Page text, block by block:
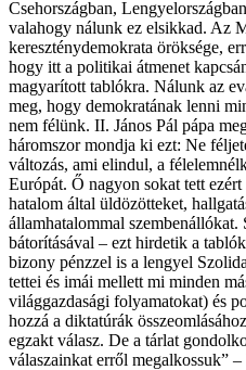
Csehországban,
valahogy nálunk ez elsikkad. Az
kereszténydemokrata öröksége,
hogy itt a politikai átmenet
magyarított tablókra. Nálunk az
meg, hogy demokratának lenni
nem félünk. II. János Pál pápa
háromszor mondja ki ezt: Ne
változás, ami elindul, a
Európát. Ő nagyon sokat tett ezért
hatalom által üldözötteket,
államhatalommal szembenállókat.
bátorításával – ezt hirdetik a
bizony pénzzel is a lengyel
tettei és imái mellett mi minden
világgazdasági folyamatokat) és
hozzá a diktatúrák
egzakt válasz. De a tárlat
válaszainkat erről megalkossuk”